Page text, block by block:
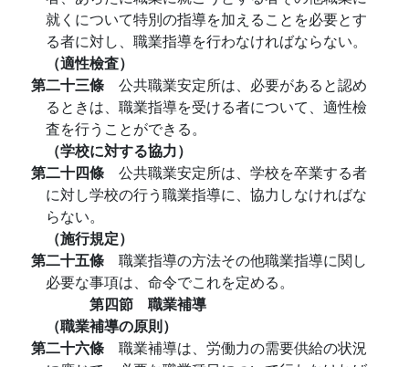
就くについて特別の指導を加えることを必要とす
る者に対し、職業指導を行わなければならない。
（適性檢査）
第二十三條 公共職業安定所は、必要があると認め
るときは、職業指導を受ける者について、適性檢
査を行うことができる。
（学校に対する協力）
第二十四條 公共職業安定所は、学校を卒業する者
に対し学校の行う職業指導に、協力しなければな
らない。
（施行規定）
第二十五條 職業指導の方法その他職業指導に関し
必要な事項は、命令でこれを定める。
第四節 職業補導
（職業補導の原則）
第二十六條 職業補導は、労働力の需要供給の状況